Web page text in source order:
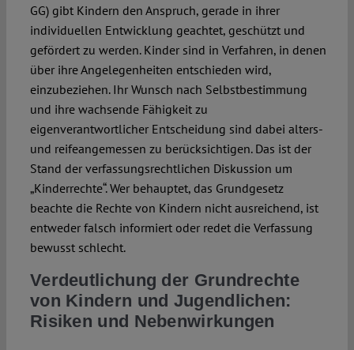
GG) gibt Kindern den Anspruch, gerade in ihrer
individuellen Entwicklung geachtet, geschützt und
gefördert zu werden. Kinder sind in Verfahren, in denen
über ihre Angelegenheiten entschieden wird,
einzubeziehen. Ihr Wunsch nach Selbstbestimmung
und ihre wachsende Fähigkeit zu
eigenverantwortlicher Entscheidung sind dabei alters-
und reifeangemessen zu berücksichtigen. Das ist der
Stand der verfassungsrechtlichen Diskussion um
„Kinderrechte“. Wer behauptet, das Grundgesetz
beachte die Rechte von Kindern nicht ausreichend, ist
entweder falsch informiert oder redet die Verfassung
bewusst schlecht.
Verdeutlichung der Grundrechte
von Kindern und Jugendlichen:
Risiken und Nebenwirkungen